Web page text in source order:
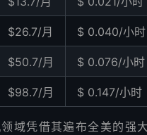
$26.7/月 $ 0.040/小时
$50.7/月 $ 0.076/小时
$98.7/月 $ 0.147/小时
域凭借其遍布全美的强